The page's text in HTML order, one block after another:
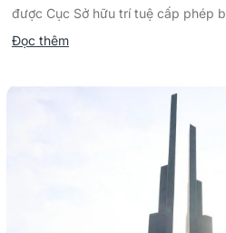
được Cục Sở hữu trí tuệ cấp phép
Đọc thêm